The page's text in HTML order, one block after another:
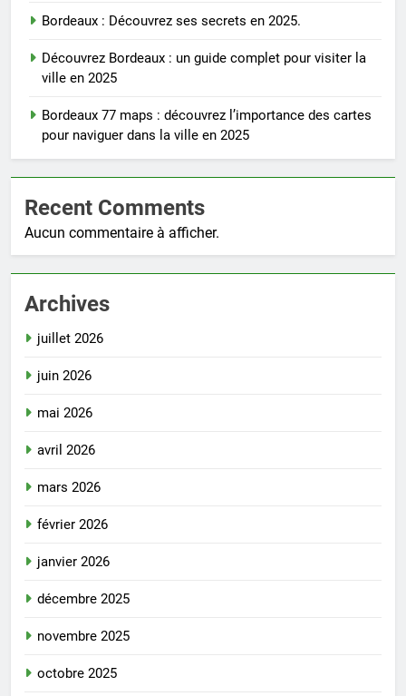
Bordeaux : Découvrez ses secrets en 2025.
Découvrez Bordeaux : un guide complet pour visiter la
ville en 2025
Bordeaux 77 maps : découvrez l’importance des cartes
pour naviguer dans la ville en 2025
Recent Comments
Aucun commentaire à afficher.
Archives
juillet 2026
juin 2026
mai 2026
avril 2026
mars 2026
février 2026
janvier 2026
décembre 2025
novembre 2025
octobre 2025